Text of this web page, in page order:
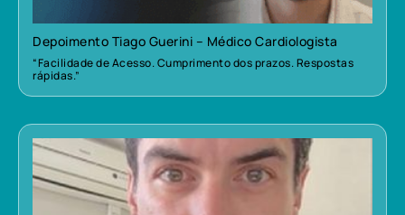
Depoimento Tiago Guerini – Médico Cardiologista
“Facilidade de Acesso. Cumprimento dos prazos. Respostas
rápidas.”